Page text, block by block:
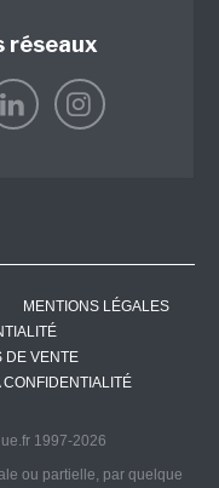
réseaux
MENTIONS LÉGALES
DE VENTE
1997-2026
ou partielle, par quelque